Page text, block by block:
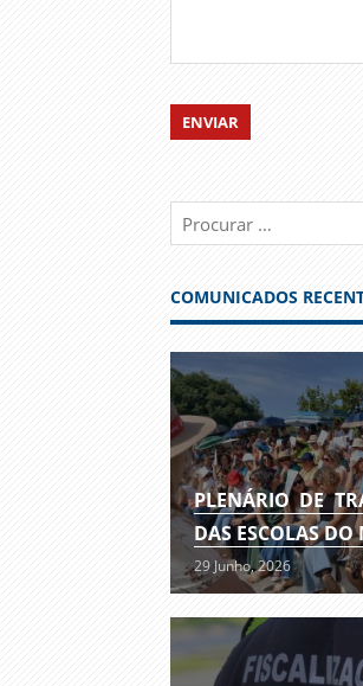
COMUNICADOS
PLENÁRIO DE
DAS ESCOLAS DO
29 Junho, 2026